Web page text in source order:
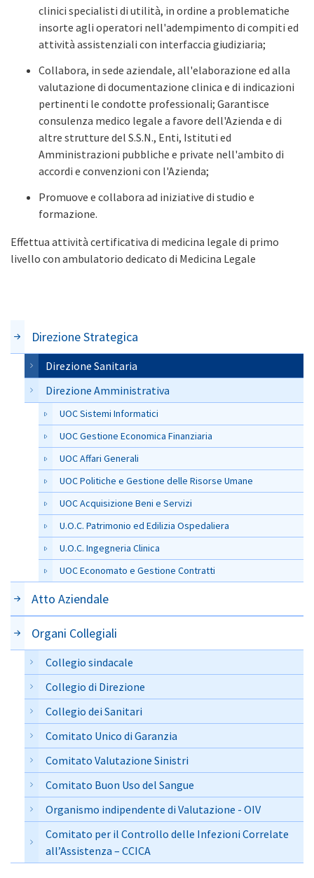
clinici specialisti di utilità, in ordine a problematiche
insorte agli operatori nell'adempimento di compiti ed
attività assistenziali con interfaccia giudiziaria;
Collabora, in sede aziendale, all'elaborazione ed alla
valutazione di documentazione clinica e di indicazioni
pertinenti le condotte professionali; Garantisce
consulenza medico legale a favore dell'Azienda e di
altre strutture del S.S.N., Enti, Istituti ed
Amministrazioni pubbliche e private nell'ambito di
accordi e convenzioni con l'Azienda;
Promuove e collabora ad iniziative di studio e
formazione.
Effettua attività certificativa di medicina legale di primo
livello con ambulatorio dedicato di Medicina Legale
Direzione Strategica
Direzione Sanitaria
Direzione Amministrativa
UOC Sistemi Informatici
UOC Gestione Economica Finanziaria
UOC Affari Generali
UOC Politiche e Gestione delle Risorse Umane
UOC Acquisizione Beni e Servizi
U.O.C. Patrimonio ed Edilizia Ospedaliera
U.O.C. Ingegneria Clinica
UOC Economato e Gestione Contratti
Atto Aziendale
Organi Collegiali
Collegio sindacale
Collegio di Direzione
Collegio dei Sanitari
Comitato Unico di Garanzia
Comitato Valutazione Sinistri
Comitato Buon Uso del Sangue
Organismo indipendente di Valutazione - OIV
Comitato per il Controllo delle Infezioni Correlate
all’Assistenza – CCICA